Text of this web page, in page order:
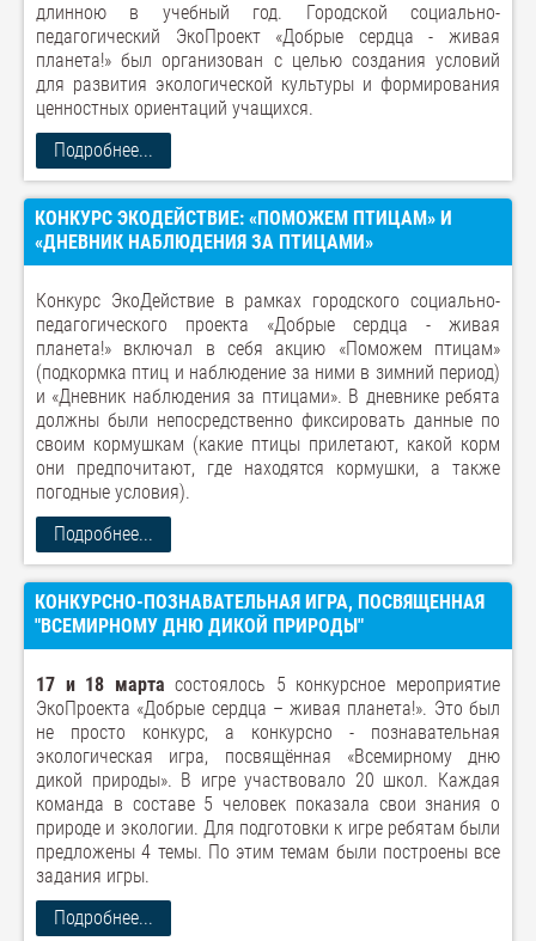
длинною в учебный год. Городской социально-
педагогический ЭкоПроект «Добрые сердца - живая
планета!» был организован с целью создания условий
для развития экологической культуры и формирования
ценностных ориентаций учащихся.
Подробнее...
КОНКУРС ЭКОДЕЙСТВИЕ: «ПОМОЖЕМ ПТИЦАМ» И
«ДНЕВНИК НАБЛЮДЕНИЯ ЗА ПТИЦАМИ»
Конкурс ЭкоДействие в рамках городского социально-
педагогического проекта «Добрые сердца - живая
планета!» включал в себя акцию «Поможем птицам»
(подкормка птиц и наблюдение за ними в зимний период)
и «Дневник наблюдения за птицами». В дневнике ребята
должны были непосредственно фиксировать данные по
своим кормушкам (какие птицы прилетают, какой корм
они предпочитают, где находятся кормушки, а также
погодные условия).
Подробнее...
КОНКУРСНО-ПОЗНАВАТЕЛЬНАЯ ИГРА, ПОСВЯЩЕННАЯ
"ВСЕМИРНОМУ ДНЮ ДИКОЙ ПРИРОДЫ"
17 и 18 марта состоялось 5 конкурсное мероприятие
ЭкоПроекта «Добрые сердца – живая планета!». Это был
не просто конкурс, а конкурсно - познавательная
экологическая игра, посвящённая «Всемирному дню
дикой природы». В игре участвовало 20 школ. Каждая
команда в составе 5 человек показала свои знания о
природе и экологии. Для подготовки к игре ребятам были
предложены 4 темы. По этим темам были построены все
задания игры.
Подробнее...